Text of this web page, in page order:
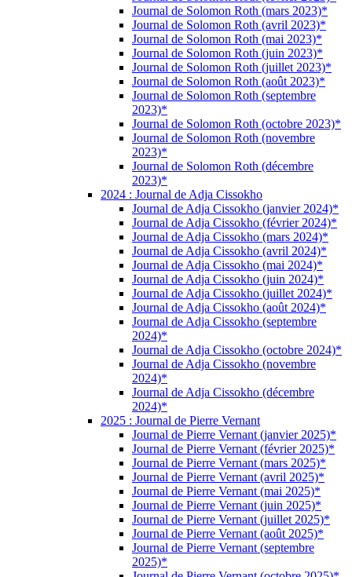
Journal de Solomon Roth (mars 2023)*
Journal de Solomon Roth (avril 2023)*
Journal de Solomon Roth (mai 2023)*
Journal de Solomon Roth (juin 2023)*
Journal de Solomon Roth (juillet 2023)*
Journal de Solomon Roth (août 2023)*
Journal de Solomon Roth (septembre
2023)*
Journal de Solomon Roth (octobre 2023)*
Journal de Solomon Roth (novembre
2023)*
Journal de Solomon Roth (décembre
2023)*
2024 : Journal de Adja Cissokho
Journal de Adja Cissokho (janvier 2024)*
Journal de Adja Cissokho (février 2024)*
Journal de Adja Cissokho (mars 2024)*
Journal de Adja Cissokho (avril 2024)*
Journal de Adja Cissokho (mai 2024)*
Journal de Adja Cissokho (juin 2024)*
Journal de Adja Cissokho (juillet 2024)*
Journal de Adja Cissokho (août 2024)*
Journal de Adja Cissokho (septembre
2024)*
Journal de Adja Cissokho (octobre 2024)*
Journal de Adja Cissokho (novembre
2024)*
Journal de Adja Cissokho (décembre
2024)*
2025 : Journal de Pierre Vernant
Journal de Pierre Vernant (janvier 2025)*
Journal de Pierre Vernant (février 2025)*
Journal de Pierre Vernant (mars 2025)*
Journal de Pierre Vernant (avril 2025)*
Journal de Pierre Vernant (mai 2025)*
Journal de Pierre Vernant (juin 2025)*
Journal de Pierre Vernant (juillet 2025)*
Journal de Pierre Vernant (août 2025)*
Journal de Pierre Vernant (septembre
2025)*